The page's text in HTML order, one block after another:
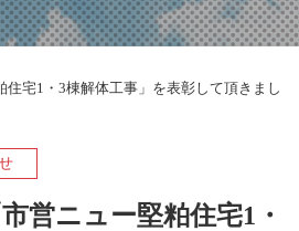
宅1・3棟解体工事」を表彰して頂きまし
営ニュー堅粕住宅1・